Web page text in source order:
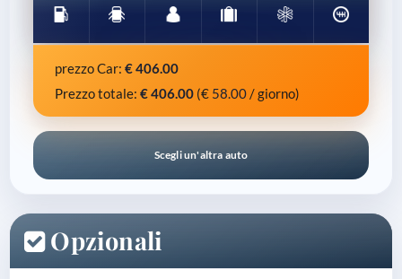
prezzo Car:€406.00
Prezzo totale:€406.00 (€ 58.00/ giorno)
Scegli un'altra auto
Opzionali